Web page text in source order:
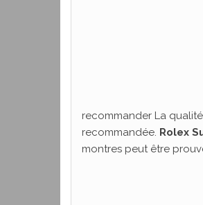
recommander La
recommandée. Rolex
montres peut être